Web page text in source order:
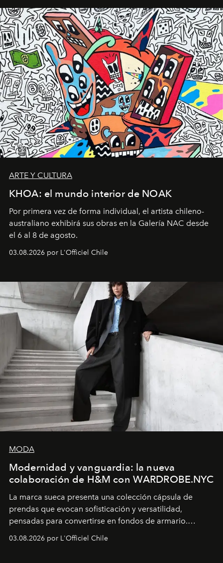
ARTE Y CULTURA
KHOA: el mundo interior de NOAK
Por primera vez de forma individual, el artista chileno-
australiano exhibirá sus obras en la Galería NAC desde
el 6 al 8 de agosto.
03.08.2026 por L'Officiel Chile
MODA
Modernidad y vanguardia: la nueva
colaboración de H&M con WARDROBE.NYC
La marca sueca presenta una colección cápsula de
prendas que evocan sofisticación y versatilidad,
pensadas para convertirse en fondos de armario.
03.08.2026 por L'Officiel Chile